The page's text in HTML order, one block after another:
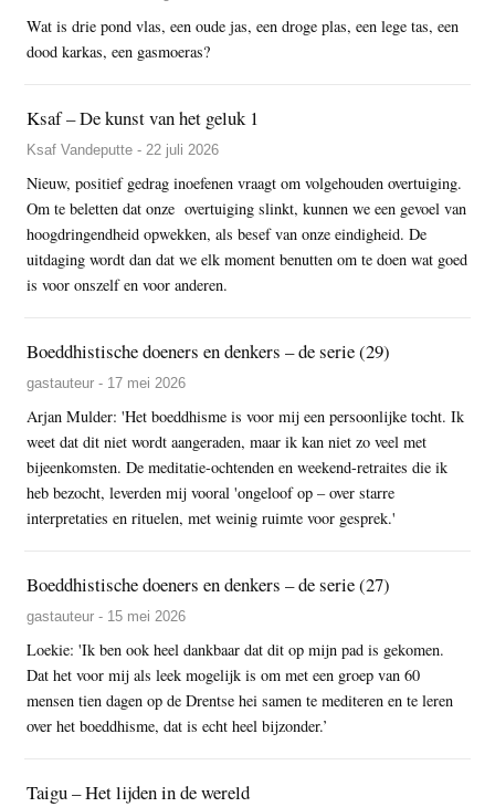
Wat is drie pond vlas, een oude jas, een droge plas, een lege tas, een
dood karkas, een gasmoeras?
Ksaf – De kunst van het geluk 1
Ksaf Vandeputte - 22 juli 2026
Nieuw, positief gedrag inoefenen vraagt om volgehouden overtuiging.
Om te beletten dat onze overtuiging slinkt, kunnen we een gevoel van
hoogdringendheid opwekken, als besef van onze eindigheid. De
uitdaging wordt dan dat we elk moment benutten om te doen wat goed
is voor onszelf en voor anderen.
Boeddhistische doeners en denkers – de serie (29)
gastauteur - 17 mei 2026
Arjan Mulder: 'Het boeddhisme is voor mij een persoonlijke tocht. Ik
weet dat dit niet wordt aangeraden, maar ik kan niet zo veel met
bijeenkomsten. De meditatie-ochtenden en weekend-retraites die ik
heb bezocht, leverden mij vooral 'ongeloof op – over starre
interpretaties en rituelen, met weinig ruimte voor gesprek.'
Boeddhistische doeners en denkers – de serie (27)
gastauteur - 15 mei 2026
Loekie: 'Ik ben ook heel dankbaar dat dit op mijn pad is gekomen.
Dat het voor mij als leek mogelijk is om met een groep van 60
mensen tien dagen op de Drentse hei samen te mediteren en te leren
over het boeddhisme, dat is echt heel bijzonder.’
Taigu – Het lijden in de wereld